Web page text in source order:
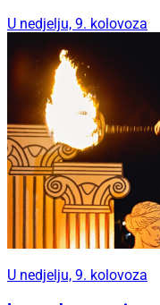
U nedjelju, 9. kolovoza
U nedjelju, 9. kolovoza